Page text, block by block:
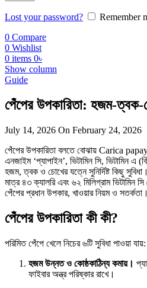
Lost your password?
Remember
0 Compare
0 Wishlist
0 items 0৳
Show column
Guide
পেঁপের উপকারিতা: হজম-ত্বক-
July 14, 2026 On February 24, 2026
পেঁপের উপকারিতা বলতে বোঝায় Carica
এনজাইম ‘প্যাপাইন’, ভিটামিন সি, ভিটামিন এ
হজম, ত্বক ও চোখের যত্নে সুনির্দিষ্ট কিছু
মাত্র ৪৩ ক্যালরি এবং ৬২ মিলিগ্রাম ভিটামিন সি
পেঁপের প্রধান উপকার, খাওয়ার নিয়ম ও সতর্কতা।
পেঁপের উপকারিতা কী কী?
পরিমিত পেঁপে খেলে নিচের ৬টি সুবিধা পাওয়া যায়:
হজম উন্নত ও কোষ্ঠকাঠিন্য কমায়।
ফাইবার অন্ত্র পরিষ্কার রাখে।